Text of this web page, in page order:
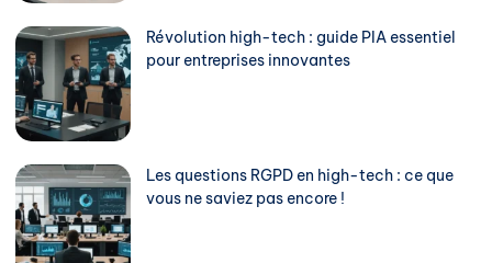
Révolution high-tech : guide PIA essentiel
pour entreprises innovantes
Les questions RGPD en high-tech : ce que
vous ne saviez pas encore !